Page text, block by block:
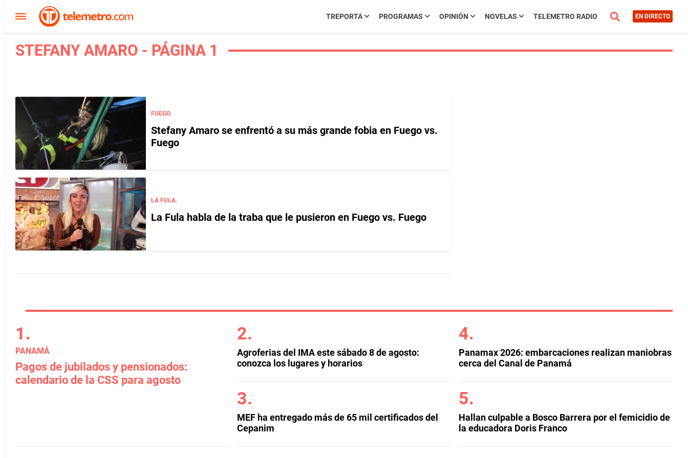
TREPORTA PROGRAMAS OPINIÓN NOVELAS TELEMETRO RADIO EN DIRECTO
STEFANY AMARO - PÁGINA 1
FUEGO.
Stefany Amaro se enfrentó a su más grande fobia en Fuego vs.
Fuego
LA FULA.
La Fula habla de la traba que le pusieron en Fuego vs. Fuego
PANAMÁ
Pagos de jubilados y pensionados:
calendario de la CSS para agosto
Agroferias del IMA este sábado 8 de agosto:
conozca los lugares y horarios
MEF ha entregado más de 65 mil certificados del
Cepanim
Panamax 2026: embarcaciones realizan maniobras
cerca del Canal de Panamá
Hallan culpable a Bosco Barrera por el femicidio de
la educadora Doris Franco